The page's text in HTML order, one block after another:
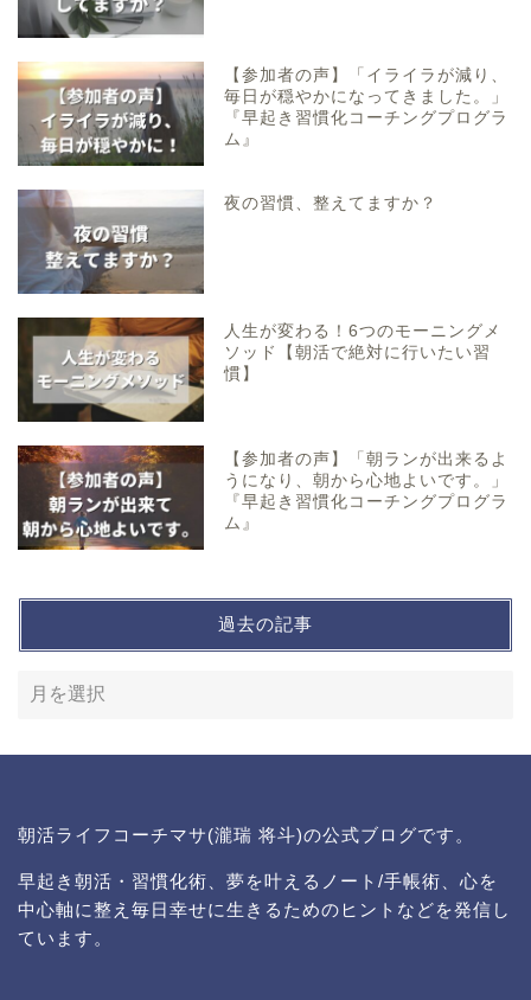
【参加者の声】「イライラが減り、
毎日が穏やかになってきました。」
『早起き習慣化コーチングプログラ
ム』
夜の習慣、整えてますか？
人生が変わる！6つのモーニングメ
ソッド【朝活で絶対に行いたい習
慣】
【参加者の声】「朝ランが出来るよ
うになり、朝から心地よいです。」
『早起き習慣化コーチングプログラ
ム』
過去の記事
朝活ライフコーチマサ(瀧瑞 将斗)の公式ブログです。
早起き朝活・習慣化術、夢を叶えるノート/手帳術、心を
中心軸に整え毎日幸せに生きるためのヒントなどを発信し
ています。